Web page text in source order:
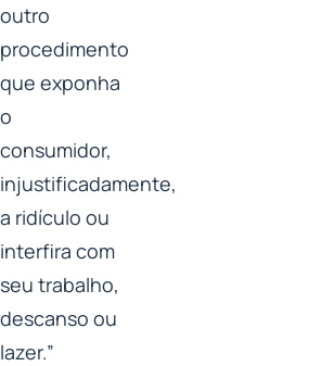
outro
procedimento
que exponha
o
consumidor,
injustificadamente,
a ridículo ou
interfira com
seu trabalho,
descanso ou
lazer.”